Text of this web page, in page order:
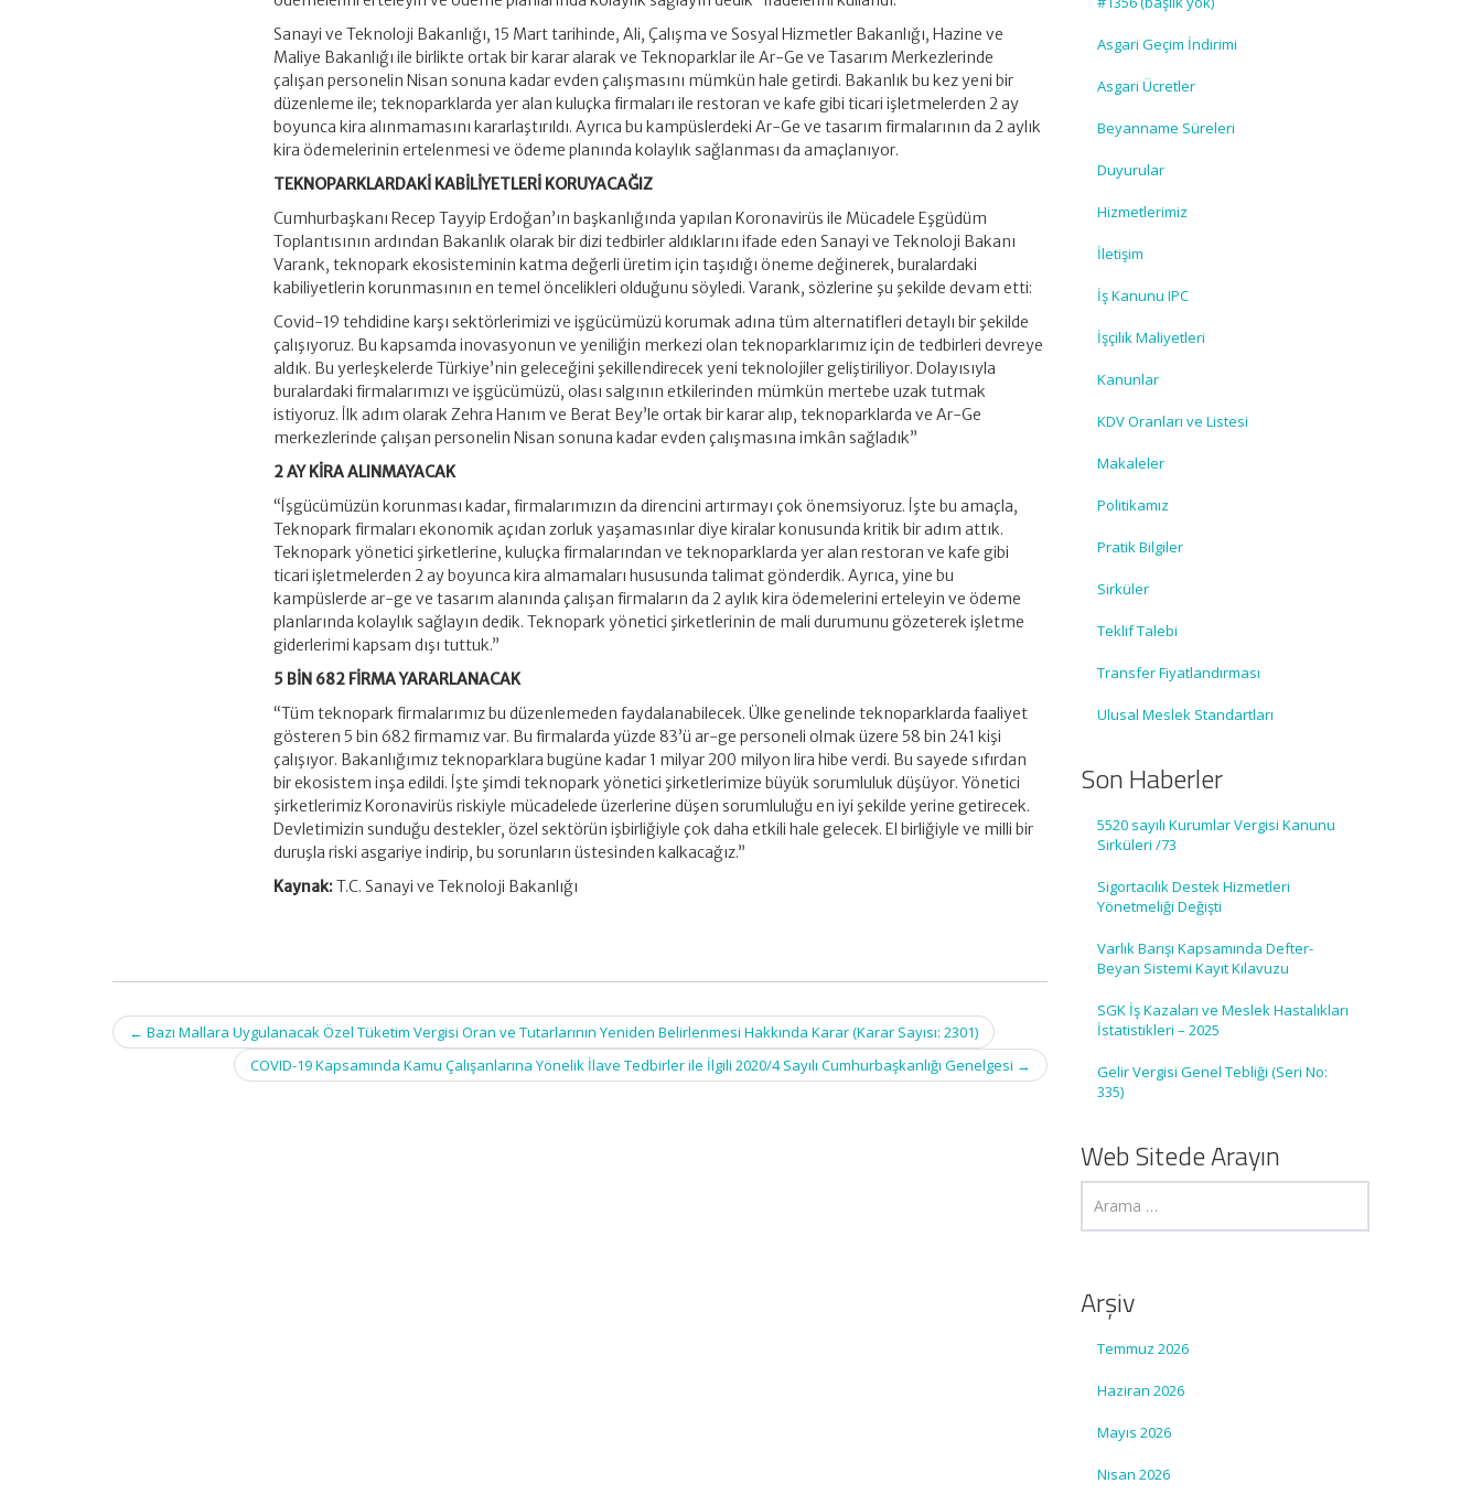
Sanayi ve Teknoloji Bakanlığı, 15 Mart tarihinde, Ali, Çalışma ve Sosyal Hizmetler Bakanlığı, Hazine ve
Maliye Bakanlığı ile birlikte ortak bir karar alarak ve Teknoparklar ile Ar-Ge ve Tasarım Merkezlerinde
çalışan personelin Nisan sonuna kadar evden çalışmasını mümkün hale getirdi. Bakanlık bu kez yeni bir
düzenleme ile; teknoparklarda yer alan kuluçka firmaları ile restoran ve kafe gibi ticari işletmelerden 2 ay
boyunca kira alınmamasını kararlaştırıldı. Ayrıca bu kampüslerdeki Ar-Ge ve tasarım firmalarının da 2 aylık
kira ödemelerinin ertelenmesi ve ödeme planında kolaylık sağlanması da amaçlanıyor.
TEKNOPARKLARDAKİ KABİLİYETLERİ KORUYACAĞIZ
Cumhurbaşkanı Recep Tayyip Erdoğan’ın başkanlığında yapılan Koronavirüs ile Mücadele Eşgüdüm
Toplantısının ardından Bakanlık olarak bir dizi tedbirler aldıklarını ifade eden Sanayi ve Teknoloji Bakanı
Varank, teknopark ekosisteminin katma değerli üretim için taşıdığı öneme değinerek, buralardaki
kabiliyetlerin korunmasının en temel öncelikleri olduğunu söyledi. Varank, sözlerine şu şekilde devam etti:
Covid-19 tehdidine karşı sektörlerimizi ve işgücümüzü korumak adına tüm alternatifleri detaylı bir şekilde
çalışıyoruz. Bu kapsamda inovasyonun ve yeniliğin merkezi olan teknoparklarımız için de tedbirleri devreye
aldık. Bu yerleşkelerde Türkiye’nin geleceğini şekillendirecek yeni teknolojiler geliştiriliyor. Dolayısıyla
buralardaki firmalarımızı ve işgücümüzü, olası salgının etkilerinden mümkün mertebe uzak tutmak
istiyoruz. İlk adım olarak Zehra Hanım ve Berat Bey’le ortak bir karar alıp, teknoparklarda ve Ar-Ge
merkezlerinde çalışan personelin Nisan sonuna kadar evden çalışmasına imkân sağladık”
2 AY KİRA ALINMAYACAK
“İşgücümüzün korunması kadar, firmalarımızın da direncini artırmayı çok önemsiyoruz. İşte bu amaçla,
Teknopark firmaları ekonomik açıdan zorluk yaşamasınlar diye kiralar konusunda kritik bir adım attık.
Teknopark yönetici şirketlerine, kuluçka firmalarından ve teknoparklarda yer alan restoran ve kafe gibi
ticari işletmelerden 2 ay boyunca kira almamaları hususunda talimat gönderdik. Ayrıca, yine bu
kampüslerde ar-ge ve tasarım alanında çalışan firmaların da 2 aylık kira ödemelerini erteleyin ve ödeme
planlarında kolaylık sağlayın dedik. Teknopark yönetici şirketlerinin de mali durumunu gözeterek işletme
giderlerimi kapsam dışı tuttuk.”
5 BİN 682 FİRMA YARARLANACAK
“Tüm teknopark firmalarımız bu düzenlemeden faydalanabilecek. Ülke genelinde teknoparklarda faaliyet
gösteren 5 bin 682 firmamız var. Bu firmalarda yüzde 83’ü ar-ge personeli olmak üzere 58 bin 241 kişi
çalışıyor. Bakanlığımız teknoparklara bugüne kadar 1 milyar 200 milyon lira hibe verdi. Bu sayede sıfırdan
bir ekosistem inşa edildi. İşte şimdi teknopark yönetici şirketlerimize büyük sorumluluk düşüyor. Yönetici
şirketlerimiz Koronavirüs riskiyle mücadelede üzerlerine düşen sorumluluğu en iyi şekilde yerine getirecek.
Devletimizin sunduğu destekler, özel sektörün işbirliğiyle çok daha etkili hale gelecek. El birliğiyle ve milli bir
duruşla riski asgariye indirip, bu sorunların üstesinden kalkacağız.”
Kaynak:T.C. Sanayi ve Teknoloji Bakanlığı
Post
navigation
← Bazı Mallara Uygulanacak Özel Tüketim Vergisi Oran ve Tutarlarının Yeniden Belirlenmesi Hakkında Karar (Karar Sayısı: 2301)
COVID-19 Kapsamında Kamu Çalışanlarına Yönelik İlave Tedbirler ile İlgili 2020/4 Sayılı Cumhurbaşkanlığı Genelgesi →
Asgari Geçim İndirimi
Asgari Ücretler
Beyanname Süreleri
Duyurular
Hizmetlerimiz
İletişim
İş Kanunu IPC
İşçilik Maliyetleri
Kanunlar
KDV Oranları ve Listesi
Makaleler
Politikamız
Pratik Bilgiler
Sirküler
Teklif Talebi
Transfer Fiyatlandırması
Ulusal Meslek Standartları
Son Haberler
5520 sayılı Kurumlar Vergisi Kanunu
Sirküleri /73
Sigortacılık Destek Hizmetleri
Yönetmeliği Değişti
Varlık Barışı Kapsamında Defter-
Beyan Sistemi Kayıt Kılavuzu
SGK İş Kazaları ve Meslek Hastalıkları
İstatistikleri – 2025
Gelir Vergisi Genel Tebliği (Seri No:
335)
Web Sitede Arayın
Arşiv
Temmuz 2026
Haziran 2026
Mayıs 2026
Nisan 2026